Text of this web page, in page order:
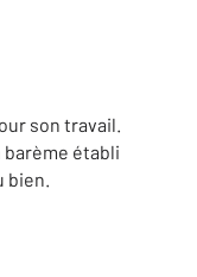
son travail.
établi
bien.